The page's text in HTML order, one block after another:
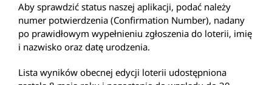
Aby sprawdzić status naszej aplikacji, podać należy
numer potwierdzenia (Confirmation Number), nadany
po prawidłowym wypełnieniu zgłoszenia do loterii, imię
i nazwisko oraz datę urodzenia.
Lista wyników obecnej edycji loterii udostępniona